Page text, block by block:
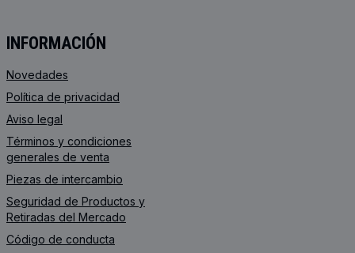
INFORMACIÓN
Novedades
Política de privacidad
Aviso legal
Términos y condiciones
generales de venta
Piezas de intercambio
Seguridad de Productos y
Retiradas del Mercado
Código de conducta